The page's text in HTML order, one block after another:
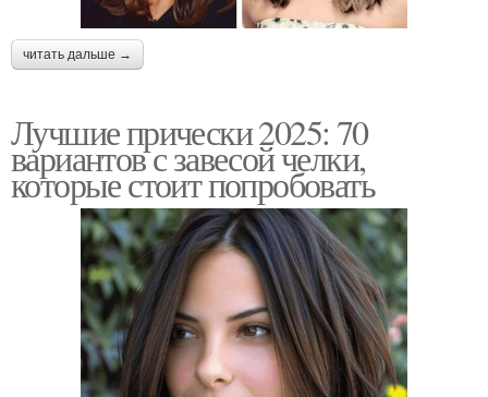
читать дальше →
Лучшие прически 2025: 70
вариантов с завесой челки,
которые стоит попробовать